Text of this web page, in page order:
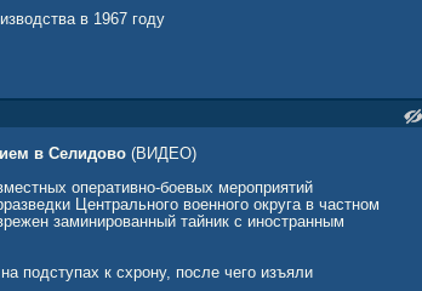
в 1967 году
в Селидово (ВИДЕО)
оперативно-боевых мероприятий
Центрального военного округа в частном
заминированный тайник с иностранным
подступах к схрону, после чего изъяли